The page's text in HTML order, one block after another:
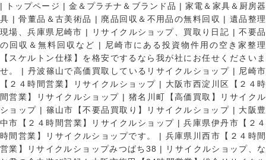
| トップページ | 金＆プラチナ＆ブランド品 |家電＆家具＆厨房器
具 |骨董品＆古美術品 | 廃品回収＆不用品の無料回収 | 遺品整理
現場、兵庫県尼崎市 | リサイクルショップ、買取り日記 |不要品
の回収＆無料回収など |
尼崎市にある投資物件用の空き家整理
【スケルトン仕様】を格安でするなら我が社にお任せくださいま
せ。
| 丹波篠山で高価買取しているリサイクルショップ | 尼崎市
【２４時間営業】リサイクルショップ | 大阪市西淀川区【２４時
間営業】リサイクルショップ | 猪名川町【高価買取】リサイクル
ショップ | 篠山市【不要品買取り】リサイクルショップ | 大阪豊
中市【２４時間営業】リサイクルショップ |兵庫県伊丹市【２４
時間営業】リサイクルショップです。
| 兵庫県川西市【２４時間
営業】リサイクルショップみつばち38 |
リサイクルショップ、な